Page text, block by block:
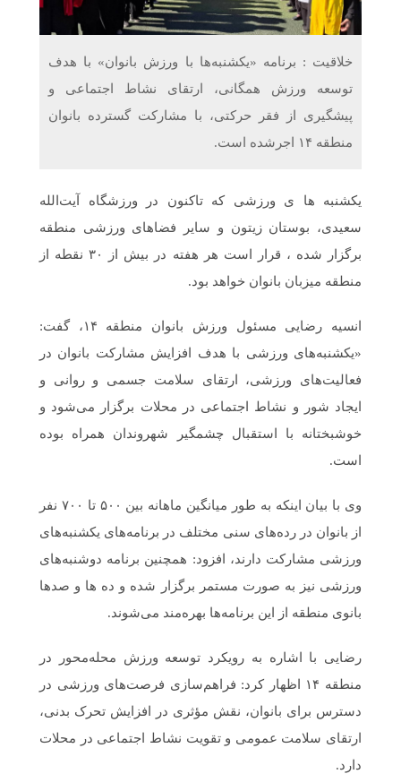
دریافت می‌کنند
غرفه‌های «نگارا» در مرزهای اربعین آماده خدمت‌رسانی به
زائران هستند
خلاقیت : برنامه «یکشنبه‌ها با ورزش بانوان» با هدف
توسعه ورزش همگانی، ارتقای نشاط اجتماعی و
پیشگیری از فقر حرکتی، با مشارکت گسترده بانوان
منطقه ۱۴ اجرشده است.
یکشنبه ها ی ورزشی که تاکنون در ورزشگاه آیت‌الله
سعیدی، بوستان زیتون و سایر فضاهای ورزشی منطقه
برگزار شده ، قرار است هر هفته در بیش از ۳۰ نقطه از
منطقه میزبان بانوان خواهد بود.
انسیه رضایی مسئول ورزش بانوان منطقه ۱۴، گفت:
«یکشنبه‌های ورزشی با هدف افزایش مشارکت بانوان در
فعالیت‌های ورزشی، ارتقای سلامت جسمی و روانی و
ایجاد شور و نشاط اجتماعی در محلات برگزار می‌شود و
خوشبختانه با استقبال چشمگیر شهروندان همراه بوده
است.
وی با بیان اینکه به طور میانگین ماهانه بین ۵۰۰ تا ۷۰۰ نفر
از بانوان در رده‌های سنی مختلف در برنامه‌های یکشنبه‌های
ورزشی مشارکت دارند، افزود: همچنین برنامه دوشنبه‌های
ورزشی نیز به صورت مستمر برگزار شده و ده ها و صدها
بانوی منطقه از این برنامه‌ها بهره‌مند می‌شوند.
رضایی با اشاره به رویکرد توسعه ورزش محله‌محور در
منطقه ۱۴ اظهار کرد: فراهم‌سازی فرصت‌های ورزشی در
دسترس برای بانوان، نقش مؤثری در افزایش تحرک بدنی،
ارتقای سلامت عمومی و تقویت نشاط اجتماعی در محلات
دارد.